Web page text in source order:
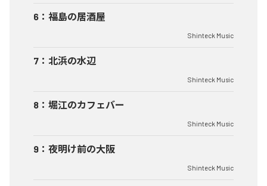
6 ： 福島の居酒屋
Shinteck Music
7 ： 北浜の水辺
Shinteck Music
8 ： 堀江のカフェバー
Shinteck Music
9 ： 夜明け前の大阪
Shinteck Music